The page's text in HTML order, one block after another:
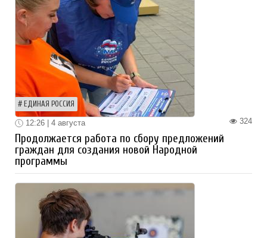
ЕДИНАЯ РОССИЯ
324
12:26 | 4 августа
Продолжается работа по сбору предложений
граждан для создания новой Народной
программы